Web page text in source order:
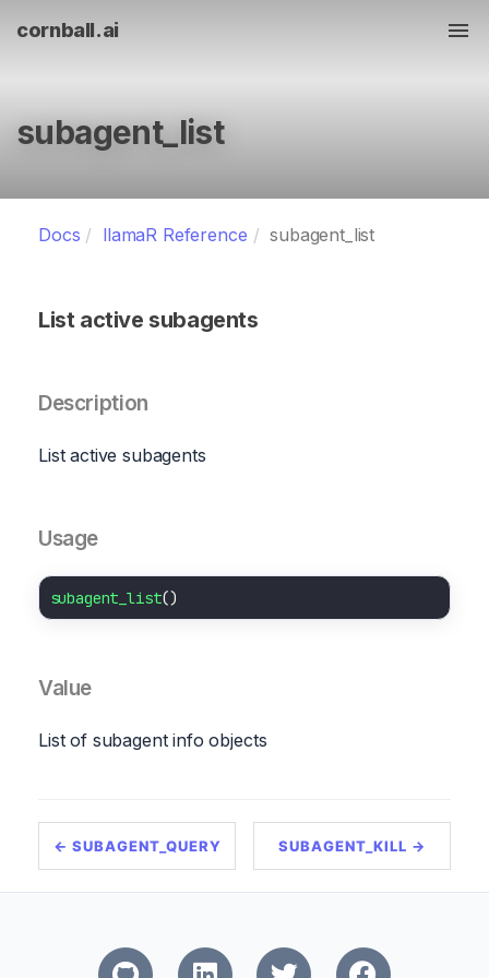
cornball.ai
subagent_list
Docs llamaR Reference subagent_list
List active subagents
Description
List active subagents
Usage
subagent_list
Value
List of subagent info objects
← SUBAGENT_QUERY SUBAGENT_KILL →